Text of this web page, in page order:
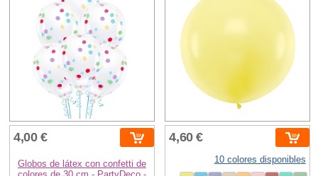
4,00 €
Globos de látex con confetti de
4,60 €
10 colores disponibles